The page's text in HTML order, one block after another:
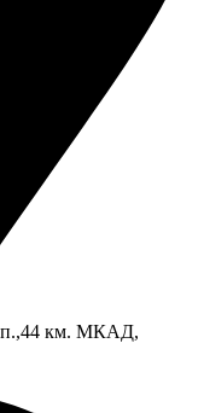
п.,44 км. МКАД,